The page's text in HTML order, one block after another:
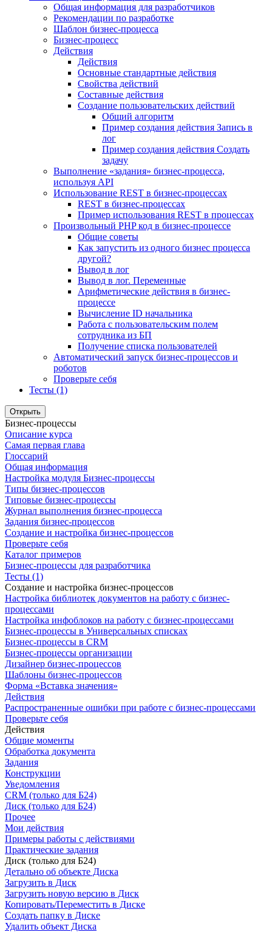
Общая информация для разработчиков
Рекомендации по разработке
Шаблон бизнес-процесса
Бизнес-процесс
Действия
Действия
Основные стандартные действия
Свойства действий
Составные действия
Создание пользовательских действий
Общий алгоритм
Пример создания действия Запись в
лог
Пример создания действия Создать
задачу
Выполнение «задания» бизнес-процесса,
используя API
Использование REST в бизнес-процессах
REST в бизнес-процессах
Пример использования REST в процессах
Произвольный PHP код в бизнес-процессе
Общие советы
Как запустить из одного бизнес процесса
другой?
Вывод в лог
Вывод в лог. Переменные
Арифметические действия в бизнес-
процессе
Вычисление ID начальника
Работа с пользовательским полем
сотрудника из БП
Получение списка пользователей
Автоматический запуск бизнес-процессов и
роботов
Проверьте себя
Тесты (1)
Открыть
Бизнес-процессы
Описание курса
Самая первая глава
Глоссарий
Общая информация
Настройка модуля Бизнес-процессы
Типы бизнес-процессов
Типовые бизнес-процессы
Журнал выполнения бизнес-процесса
Задания бизнес-процессов
Создание и настройка бизнес-процессов
Проверьте себя
Каталог примеров
Бизнес-процессы для разработчика
Тесты (1)
Создание и настройка бизнес-процессов
Настройка библиотек документов на работу с бизнес-
процессами
Настройка инфоблоков на работу с бизнес-процессами
Бизнес-процессы в Универсальных списках
Бизнес-процессы в CRM
Бизнес-процессы организации
Дизайнер бизнес-процессов
Шаблоны бизнес-процессов
Форма «Вставка значения»
Действия
Распространенные ошибки при работе с бизнес-процессами
Проверьте себя
Действия
Общие моменты
Обработка документа
Задания
Конструкции
Уведомления
CRM (только для Б24)
Диск (только для Б24)
Прочее
Мои действия
Примеры работы с действиями
Практические задания
Диск (только для Б24)
Детально об объекте Диска
Загрузить в Диск
Загрузить новую версию в Диск
Копировать/Переместить в Диске
Создать папку в Диске
Удалить объект Диска